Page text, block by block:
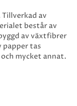
av
består av
av växtfibrer
papper tas
mycket annat.